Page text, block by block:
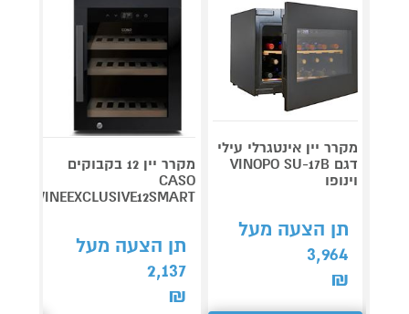
מקרר יין אינטגרלי עילי
דגם VINOPO SU-17B
וינופו
תן הצעה מעל
3,964
₪
מקרר יין 12 בקבוקים
CASO
WINEEXCLUSIVE12SMART
תן הצעה מעל
2,137
₪